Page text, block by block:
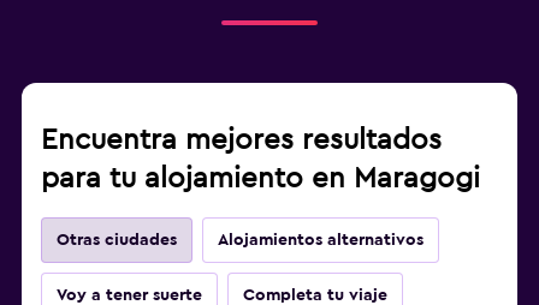
Encuentra mejores resultados
para tu alojamiento en Maragogi
Otras ciudades Alojamientos alternativos
Voy a tener suerte Completa tu viaje